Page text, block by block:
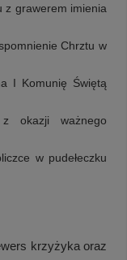
z grawerem imienia
Chrztu w
I Komunię Świętą
okazji ważnego
w pudełeczku
krzyżyka oraz